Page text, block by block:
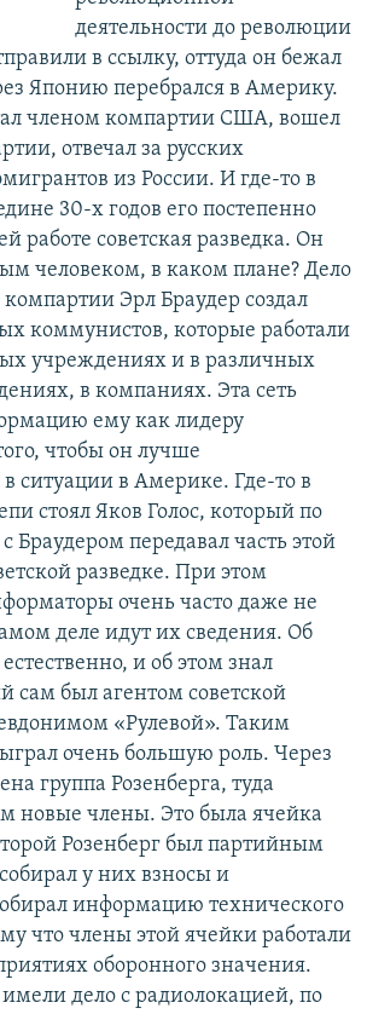
деятельности до революции
в ссылку, оттуда он бежал
Японию перебрался в Америку.
членом компартии США, вошел
отвечал за русских
из России. И где-то в
30-х годов его постепенно
работе советская разведка. Он
человеком, в каком плане? Дело
Эрл Браудер создал
коммунистов, которые работали
учреждениях и в различных
в компаниях. Эта сеть
ему как лидеру
чтобы он лучше
ситуации в Америке. Где-то в
стоял Яков Голос, который по
Браудером передавал часть этой
разведке. При этом
очень часто даже не
деле идут их сведения. Об
и об этом знал
сам был агентом советской
«Рулевой». Таким
очень большую роль. Через
группа Розенберга, туда
новые члены. Это была ячейка
Розенберг был партийным
у них взносы и
информацию технического
что члены этой ячейки работали
оборонного значения.
дело с радиолокацией, по